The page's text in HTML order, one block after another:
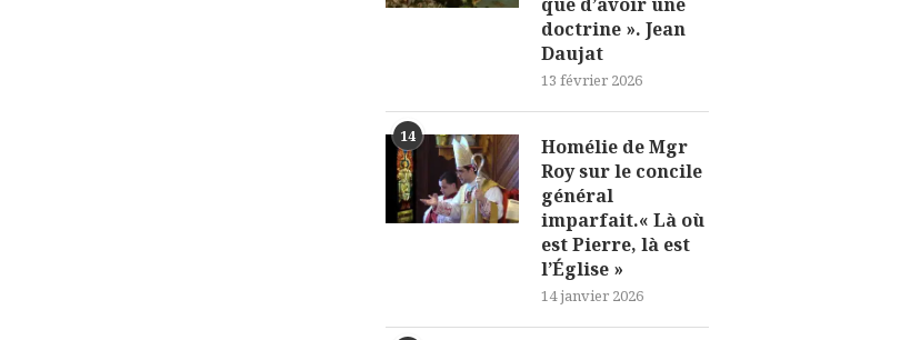
doctrine ». Jean
Daujat
13 février 2026
14
Homélie de Mgr
Roy sur le concile
général
imparfait.« Là où
est Pierre, là est
l’Église »
14 janvier 2026